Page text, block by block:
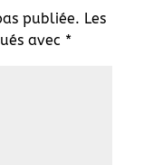
publiée. Les
avec *